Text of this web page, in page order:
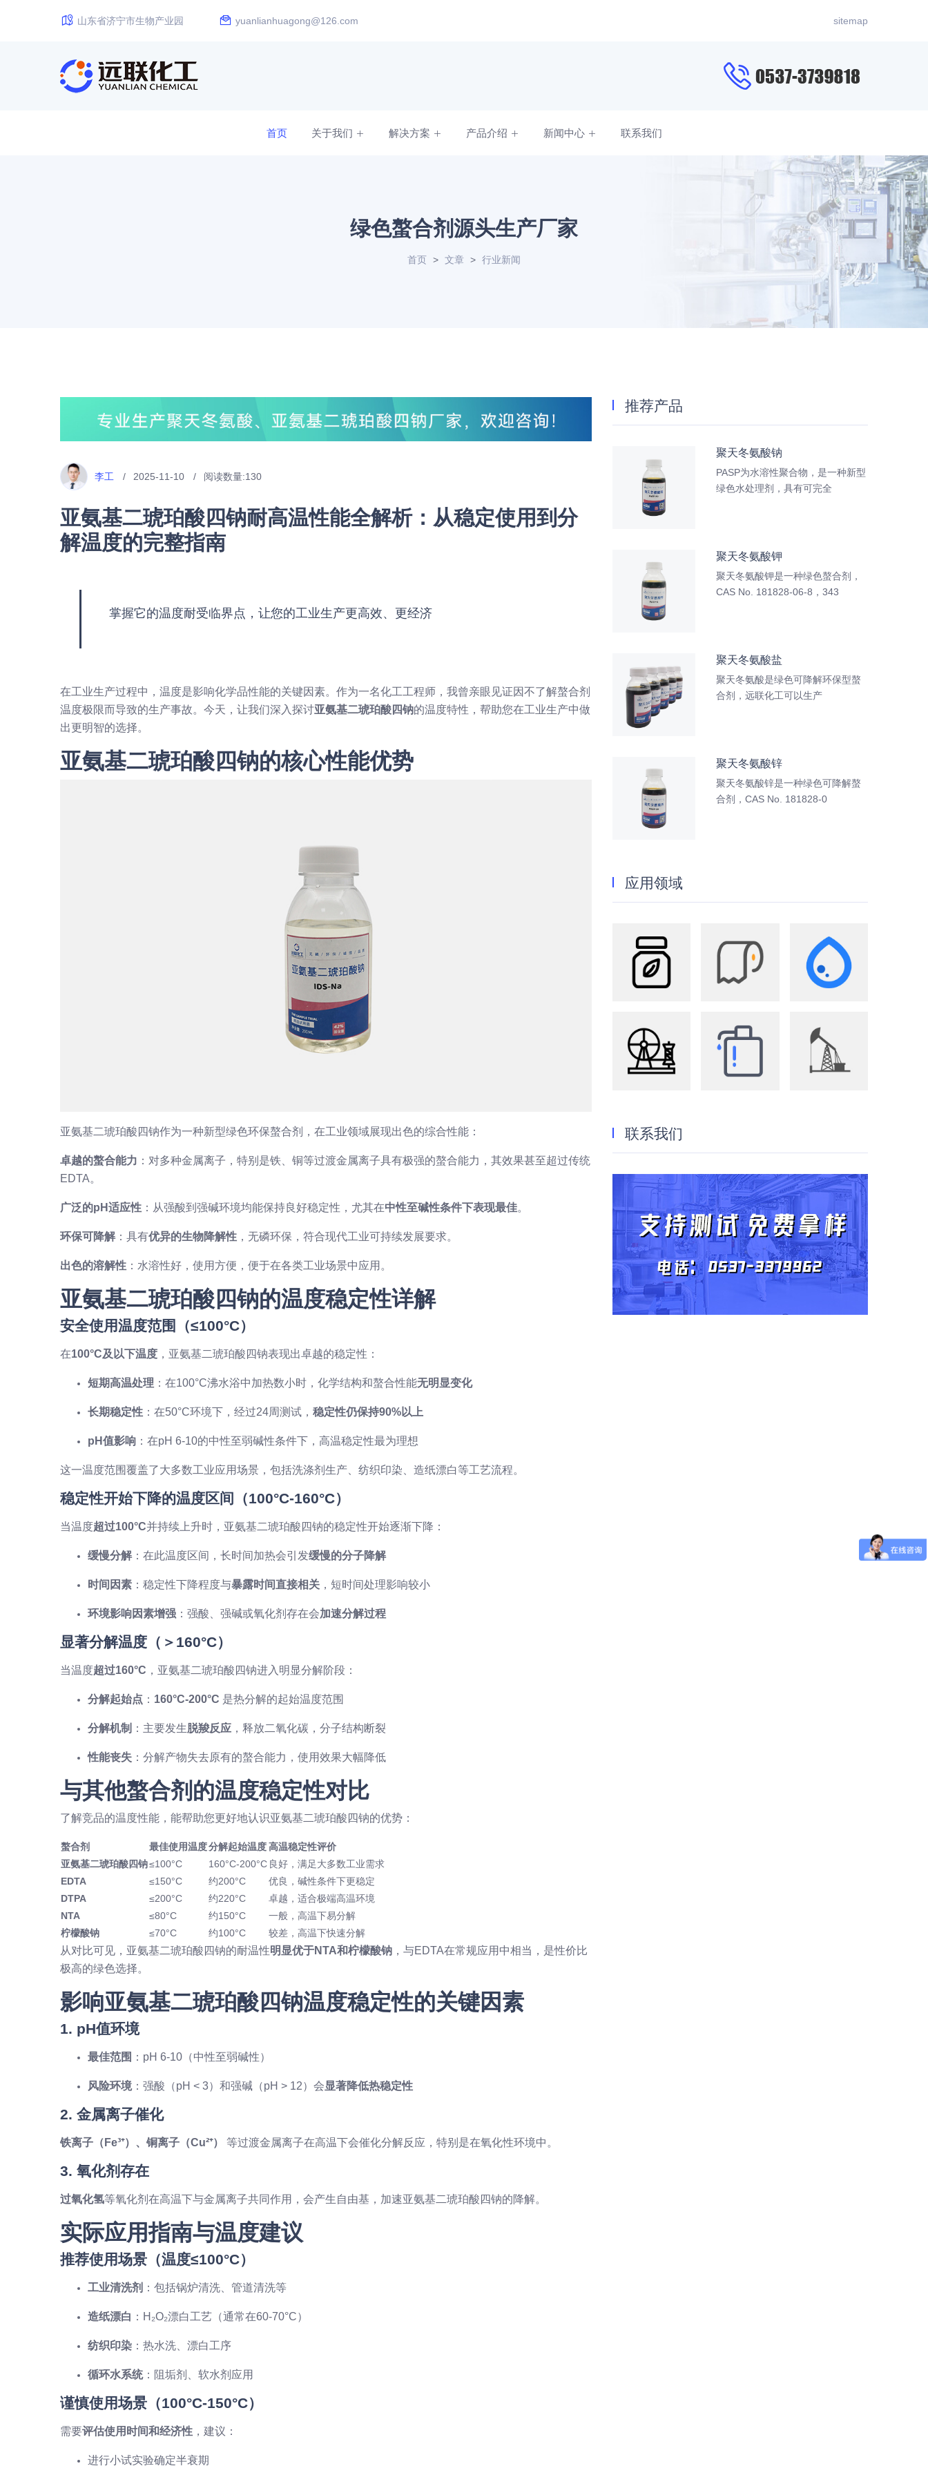
山东省济宁市生物产业园 yuanlianhuagong@126.com sitemap
首页 关于我们 解决方案 产品介绍 新闻中心 联系我们
绿色螯合剂源头生产厂家
首页 > 文章 > 行业新闻
李工 2025-11-10 阅读数量:130
亚氨基二琥珀酸四钠耐高温性能全解析：从稳定使用到分
解温度的完整指南
掌握它的温度耐受临界点，让您的工业生产更高效、更经济
在工业生产过程中，温度是影响化学品性能的关键因素。作为一名化工工程师，我曾亲眼见证因不了解螯合剂
温度极限而导致的生产事故。今天，让我们深入探讨亚氨基二琥珀酸四钠的温度特性，帮助您在工业生产中做
出更明智的选择。
亚氨基二琥珀酸四钠的核心性能优势
亚氨基二琥珀酸四钠作为一种新型绿色环保螯合剂，在工业领域展现出色的综合性能：
卓越的螯合能力 ：对多种金属离子，特别是铁、铜等过渡金属离子具有极强的螯合能力，其效果甚至超过传统
EDTA。
广泛的pH适应性 ：从强酸到强碱环境均能保持良好稳定性，尤其在中性至碱性条件下表现最佳。
环保可降解：具有优异的生物降解性 ，无磷环保，符合现代工业可持续发展要求。
出色的溶解性 ：水溶性好，使用方便，便于在各类工业场景中应用。
亚氨基二琥珀酸四钠的温度稳定性详解
安全使用温度范围（≤100°C）
在100°C及以下温度 ，亚氨基二琥珀酸四钠表现出卓越的稳定性：
短期高温处理 ：在100°C沸水浴中加热数小时，化学结构和螯合性能无明显变化
长期稳定性 ：在50°C环境下，经过24周测试， 稳定性仍保持90%以上
pH值影响 ：在pH 6-10的中性至弱碱性条件下，高温稳定性最为理想
这一温度范围覆盖了大多数工业应用场景，包括洗涤剂生产、纺织印染、造纸漂白等工艺流程。
稳定性开始下降的温度区间（100°C-160°C）
当温度超过100°C并持续上升时，亚氨基二琥珀酸四钠的稳定性开始逐渐下降：
缓慢分解：在此温度区间，长时间加热会引发缓慢的分子降解
时间因素 ：稳定性下降程度与暴露时间直接相关 ，短时间处理影响较小
环境影响因素增强 ：强酸、强碱或氧化剂存在会加速分解过程
显著分解温度（＞160°C）
当温度超过160°C ，亚氨基二琥珀酸四钠进入明显分解阶段：
分解起始点 ： 160°C-200°C 是热分解的起始温度范围
分解机制 ：主要发生脱羧反应 ，释放二氧化碳，分子结构断裂
性能丧失 ：分解产物失去原有的螯合能力，使用效果大幅降低
与其他螯合剂的温度稳定性对比
了解竞品的温度性能，能帮助您更好地认识亚氨基二琥珀酸四钠的优势：
螯合剂 最佳使用温度分解起始温度高温稳定性评价
亚氨基二琥珀酸四钠≤100°C 160°C-200°C 良好，满足大多数工业需求
EDTA
≤150°C 约200°C
优良，碱性条件下更稳定
DTPA
≤200°C 约220°C
卓越，适合极端高温环境
NTA
≤80°C 约150°C
一般，高温下易分解
柠檬酸钠
≤70°C 约100°C 较差，高温下快速分解
从对比可见，亚氨基二琥珀酸四钠的耐温性明显优于NTA和柠檬酸钠 ，与EDTA在常规应用中相当，是性价比
极高的绿色选择。
影响亚氨基二琥珀酸四钠温度稳定性的关键因素
1. pH值环境
最佳范围 ：pH 6-10（中性至弱碱性）
风险环境：强酸（pH < 3）和强碱（pH > 12）会显著降低热稳定性
2. 金属离子催化
铁离子（Fe³⁺）、铜离子（Cu²⁺） 等过渡金属离子在高温下会催化分解反应，特别是在氧化性环境中。
3. 氧化剂存在
过氧化氢等氧化剂在高温下与金属离子共同作用，会产生自由基，加速亚氨基二琥珀酸四钠的降解。
实际应用指南与温度建议
推荐使用场景（温度≤100°C）
工业清洗剂 ：包括锅炉清洗、管道清洗等
造纸漂白 ：H₂O₂漂白工艺（通常在60-70°C）
纺织印染 ：热水洗、漂白工序
循环水系统：阻垢剂、软水剂应用
谨慎使用场景（100°C-150°C）
需要评估使用时间和经济性 ，建议：
进行小试实验确定半衰期
推荐产品
聚天冬氨酸钠
PASP为水溶性聚合物，是一种新型
绿色水处理剂，具有可完全
聚天冬氨酸钾
聚天冬氨酸钾是一种绿色螯合剂，
CAS No. 181828-06-8，343
聚天冬氨酸盐
聚天冬氨酸是绿色可降解环保型螯
合剂，远联化工可以生产
聚天冬氨酸锌
聚天冬氨酸锌是一种绿色可降解螯
合剂，CAS No. 181828-0
应用领域
农业 水处理
纺织 洗化
联系我们